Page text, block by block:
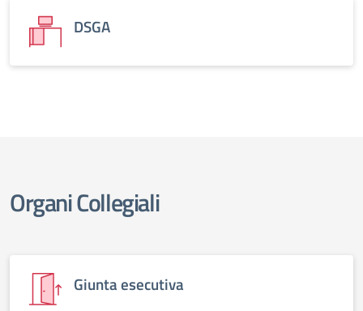
DSGA
Organi Collegiali
Giunta esecutiva